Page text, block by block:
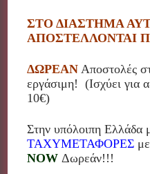
Υλικό: εκτυπωμένο
ΣΤΟ ΔΙΑΣΤΗΜΑ
ΑΠΟΣΤΕΛΛΟΝΤΑΙ
ΔΩΡΕΑΝ Αποστολές
εργάσιμη! (Ισχύει για
10€)
Στην υπόλοιπη Ελλάδα
ΤΑΧΥΜΕΤΑΦΟΡΕΣ
NOW Δωρεάν!!!